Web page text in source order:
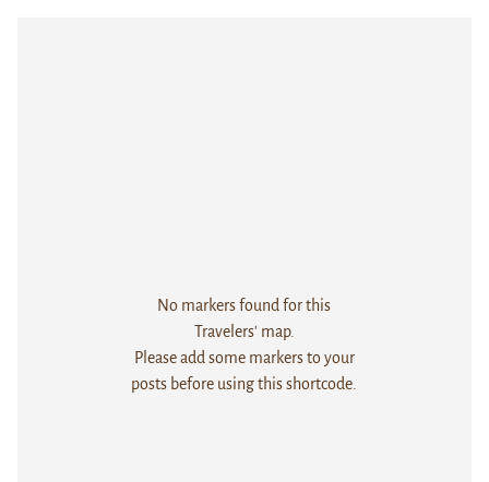
No markers found for this
Travelers' map.
Please add some markers to your
posts before using this shortcode.